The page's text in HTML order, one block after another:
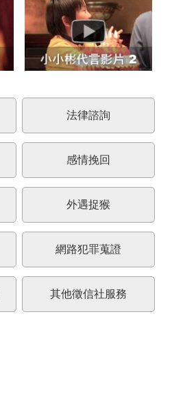
法律諮詢
感情挽回
外遇捉猴
網路犯罪蒐證
其他徵信社服務